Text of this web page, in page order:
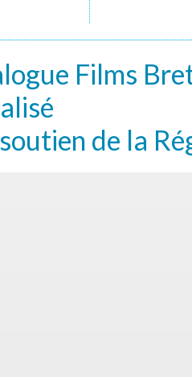
Films
de la